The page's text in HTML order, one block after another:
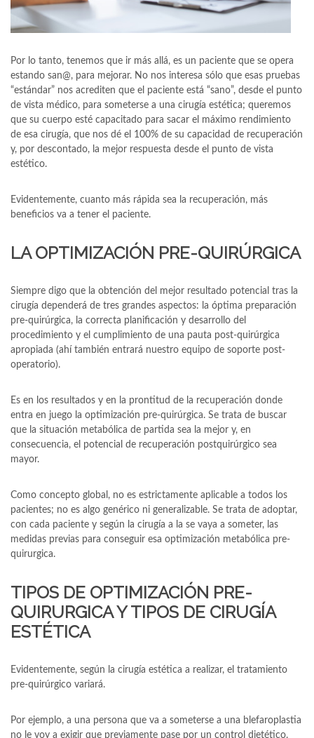
Por lo tanto, tenemos que ir más allá, es un paciente que se opera
estando san@, para mejorar. No nos interesa sólo que esas pruebas
“estándar” nos acrediten que el paciente está “sano”, desde el punto
de vista médico, para someterse a una cirugía estética; queremos
que su cuerpo esté capacitado para sacar el máximo rendimiento
de esa cirugía, que nos dé el 100% de su capacidad de recuperación
y, por descontado, la mejor respuesta desde el punto de vista
estético.
Evidentemente, cuanto más rápida sea la recuperación, más
beneficios va a tener el paciente.
LA OPTIMIZACIÓN PRE-QUIRÚRGICA
Siempre digo que la obtención del mejor resultado potencial tras la
cirugía dependerá de tres grandes aspectos: la óptima preparación
pre-quirúrgica, la correcta planificación y desarrollo del
procedimiento y el cumplimiento de una pauta post-quirúrgica
apropiada (ahí también entrará nuestro equipo de soporte post-
operatorio).
Es en los resultados y en la prontitud de la recuperación donde
entra en juego la optimización pre-quirúrgica. Se trata de buscar
que la situación metabólica de partida sea la mejor y, en
consecuencia, el potencial de recuperación postquirúrgico sea
mayor.
Como concepto global, no es estrictamente aplicable a todos los
pacientes; no es algo genérico ni generalizable. Se trata de adoptar,
con cada paciente y según la cirugía a la se vaya a someter, las
medidas previas para conseguir esa optimización metabólica pre-
quirurgica.
TIPOS DE OPTIMIZACIÓN PRE-
QUIRURGICA Y TIPOS DE CIRUGÍA
ESTÉTICA
Evidentemente, según la cirugía estética a realizar, el tratamiento
pre-quirúrgico variará.
Por ejemplo, a una persona que va a someterse a una blefaroplastia
no le voy a exigir que previamente pase por un control dietético.